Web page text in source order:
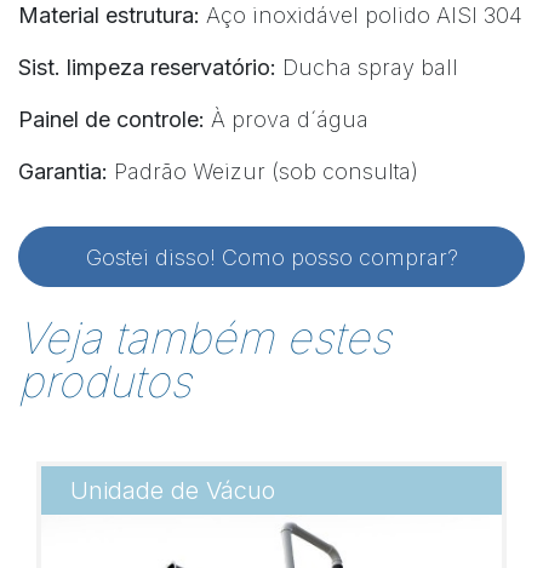
Material estrutura: Aço inoxidável polido AISI 304
Sist. limpeza reservatório: Ducha spray ball
Painel de controle: À prova d´água
Garantia: Padrão Weizur (sob consulta)
Gostei disso! Como posso comprar?
Veja também estes
produtos
Unidade de Vácuo